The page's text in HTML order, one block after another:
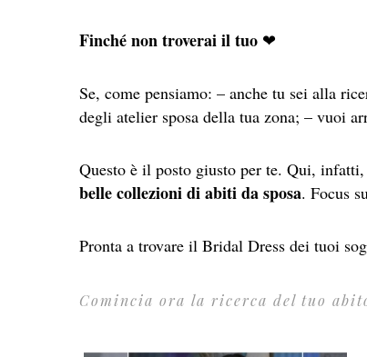
Finché non troverai il tuo ❤
Se, come pensiamo: – anche tu sei alla
degli atelier sposa della tua zona; – vuoi
Questo è il posto giusto per te. Qui, infatti,
belle collezioni di abiti da sposa. Focus
Pronta a trovare il Bridal Dress dei tuoi
Comincia ora la ricerca del tuo